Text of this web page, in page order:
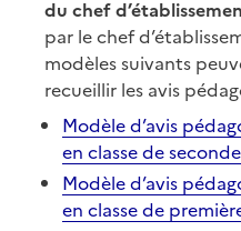
du chef
par le chef
modèles suivants
recueillir les avis
Modèle d’avis
en classe de seconde
Modèle d’avis
en classe de